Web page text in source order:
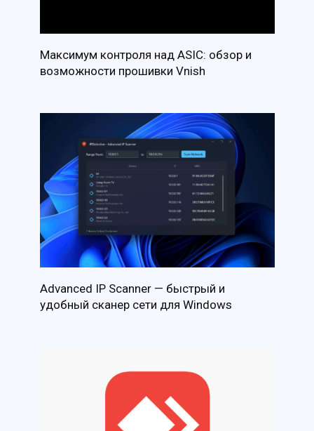
Максимум контроля над ASIC: обзор и
возможности прошивки Vnish
Advanced IP Scanner — быстрый и
удобный сканер сети для Windows